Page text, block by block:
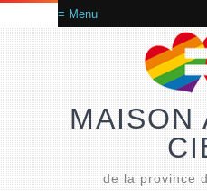
MAISON
de la province